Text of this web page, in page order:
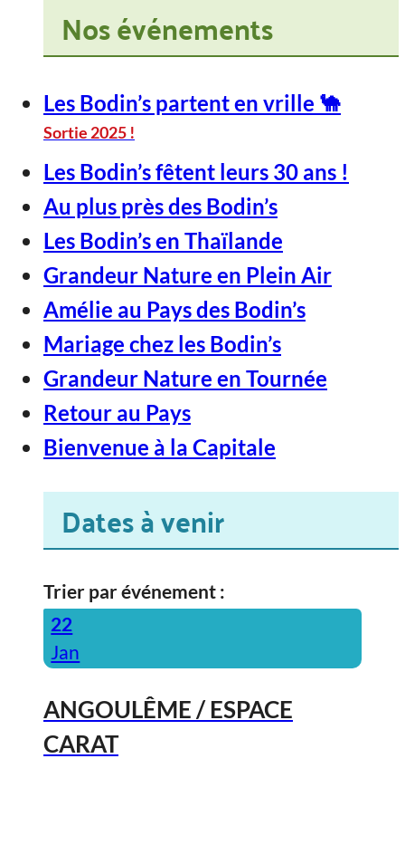
Nos événements
Les Bodin’s partent en vrille 🐪
Sortie 2025 !
Les Bodin’s fêtent leurs 30 ans !
Au plus près des Bodin’s
Les Bodin’s en Thaïlande
Grandeur Nature en Plein Air
Amélie au Pays des Bodin’s
Mariage chez les Bodin’s
Grandeur Nature en Tournée
Retour au Pays
Bienvenue à la Capitale
Dates à venir
Trier par événement :
22
Jan
ANGOULÊME / ESPACE
CARAT